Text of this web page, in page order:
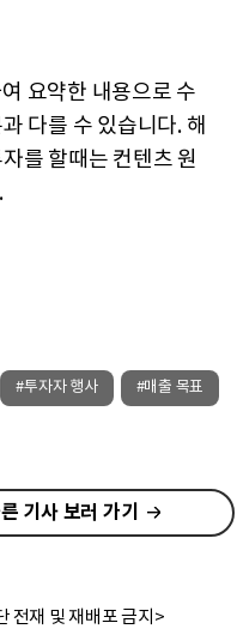
요약한 내용으로 수
다를 수 있습니다. 해
를 할때는 컨텐츠 원
#투자자 행사 #매출 목표
기사 보러 가기
전재 및 재배포 금지>